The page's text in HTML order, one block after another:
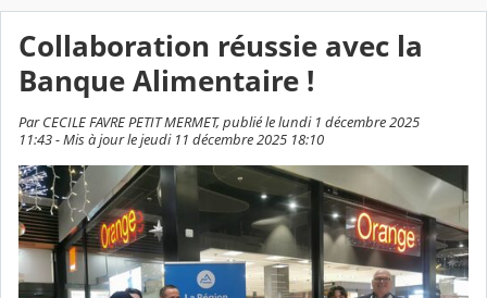
Collaboration réussie avec la
Banque Alimentaire !
Par CECILE FAVRE PETIT MERMET, publié le lundi 1 décembre 2025
11:43 - Mis à jour le jeudi 11 décembre 2025 18:10